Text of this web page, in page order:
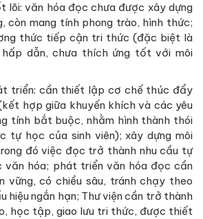
lõi: văn hóa đọc chưa được xây dựng
còn mang tính phong trào, hình thức;
thức tiếp cận tri thức (đặc biệt là
dẫn, chưa thích ứng tốt với môi
triển: cần thiết lập cơ chế thúc đẩy
hợp giữa khuyến khích và các yêu
tính bắt buộc, nhằm hình thành thói
tự học của sinh viên); xây dựng môi
đó việc đọc trở thành nhu cầu tự
văn hóa; phát triển văn hóa đọc cần
vững, có chiều sâu, tránh chạy theo
hiệu ngắn hạn; Thư viện cần trở thành
học tập, giao lưu tri thức, được thiết